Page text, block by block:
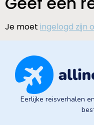
Je moet ingelogd zijn
Eerlijke reisverhalen